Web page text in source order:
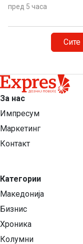
Службата за општи
пред 5 часа
Сите
За нас
Импресум
Маркетинг
Контакт
Категории
Македонија
Бизнис
Хроника
Колумни